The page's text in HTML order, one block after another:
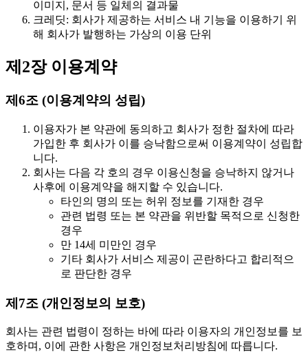
이미지, 문서 등 일체의 결과물
크레딧: 회사가 제공하는 서비스 내 기능을 이용하기 위
해 회사가 발행하는 가상의 이용 단위
제2장 이용계약
제6조 (이용계약의 성립)
이용자가 본 약관에 동의하고 회사가 정한 절차에 따라
가입한 후 회사가 이를 승낙함으로써 이용계약이 성립합
니다.
회사는 다음 각 호의 경우 이용신청을 승낙하지 않거나
사후에 이용계약을 해지할 수 있습니다.
타인의 명의 또는 허위 정보를 기재한 경우
관련 법령 또는 본 약관을 위반할 목적으로 신청한
경우
만 14세 미만인 경우
기타 회사가 서비스 제공이 곤란하다고 합리적으
로 판단한 경우
제7조 (개인정보의 보호)
회사는 관련 법령이 정하는 바에 따라 이용자의 개인정보를 보
호하며, 이에 관한 사항은 개인정보처리방침에 따릅니다.